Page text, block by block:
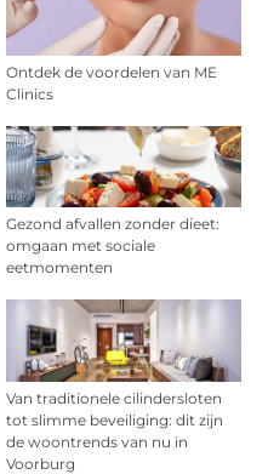
Ontdek de voordelen van ME
Clinics
Gezond afvallen zonder dieet:
omgaan met sociale
eetmomenten
Van traditionele cilindersloten
tot slimme beveiliging: dit zijn
de woontrends van nu in
Voorburg